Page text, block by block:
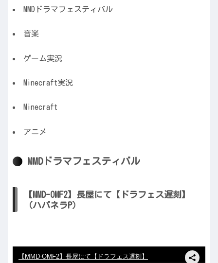
MMDドラマフェスティバル
音楽
ゲーム実況
Minecraft実況
Minecraft
アニメ
MMDドラマフェスティバル
【MMD-OMF2】長屋にて【ドラフェス遅刻】
（ハバネラP）